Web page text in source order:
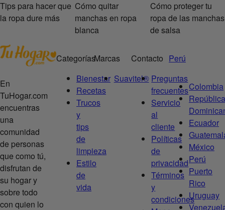
Tips para hacer que
la ropa dure más
Cómo quitar
manchas en ropa
blanca
Cómo proteger tu
ropa de las manchas
de salsa
En
TuHogar.com
encuentras
una
comunidad
de personas
que como tú,
disfrutan de
su hogar y
sobre todo
con quien lo
Categorías
Bienestar
Recetas
Trucos
y
tips
de
limpieza
Estilo
de
vida
Marcas
Suavitel®
Contacto
Preguntas
frecuentes
Servicio
al
cliente
Políticas
de
privacidad
Términos
y
condiciones
Perú
Colombia
República
Ecuador
México
Perú
Puerto
Rico
Uruguay